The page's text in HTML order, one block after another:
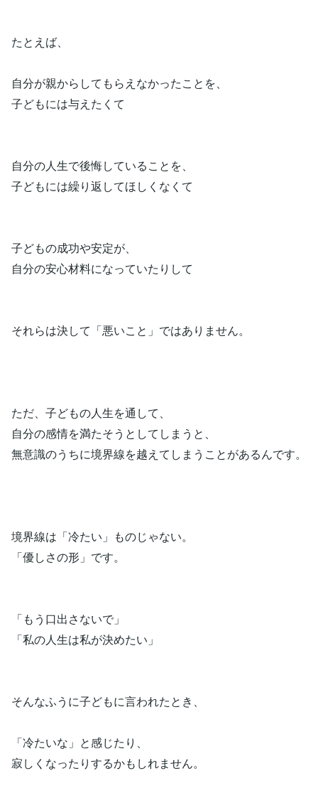
たとえば、
自分が親からしてもらえなかったことを、
子どもには与えたくて
自分の人生で後悔していることを、
子どもには繰り返してほしくなくて
子どもの成功や安定が、
自分の安心材料になっていたりして
それらは決して「悪いこと」ではありません。
ただ、子どもの人生を通して、
自分の感情を満たそうとしてしまうと、
無意識のうちに境界線を越えてしまうことがあるんです。
境界線は「冷たい」ものじゃない。
「優しさの形」です。
「もう口出さないで」
「私の人生は私が決めたい」
そんなふうに子どもに言われたとき、
「冷たいな」と感じたり、
寂しくなったりするかもしれません。